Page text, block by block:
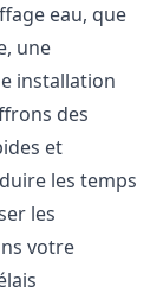
eau, que
une
installation
des
et
les temps
les
votre